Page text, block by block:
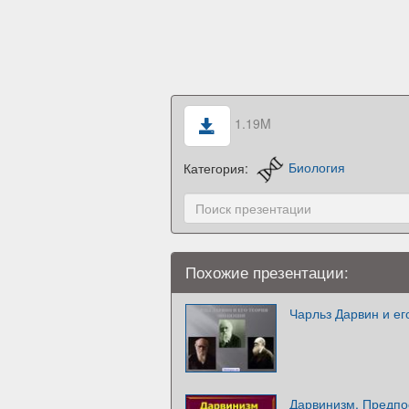
1.19M
Категория: Биология
Похожие презентации:
Чарльз Дарвин и
Дарвинизм.